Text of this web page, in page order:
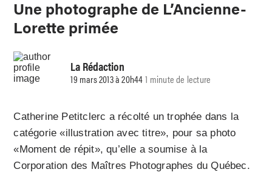
Une photographe de L’Ancienne-
Lorette primée
La Rédaction
19 mars 2013 à 20h441 minute de lecture
Catherine Petitclerc a récolté un trophée dans la
catégorie «illustration avec titre», pour sa photo
«Moment de répit», qu’elle a soumise à la
Corporation des Maîtres Photographes du Québec.